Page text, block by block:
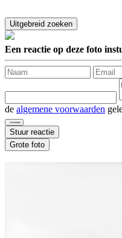
Een reactie op deze foto
de algemene voorwaarden